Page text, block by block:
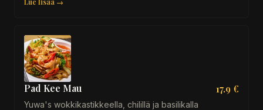
Pad Kee Mau 17.9 €
Yuwa's wokkikastikkeella, chilillä ja basilikalla